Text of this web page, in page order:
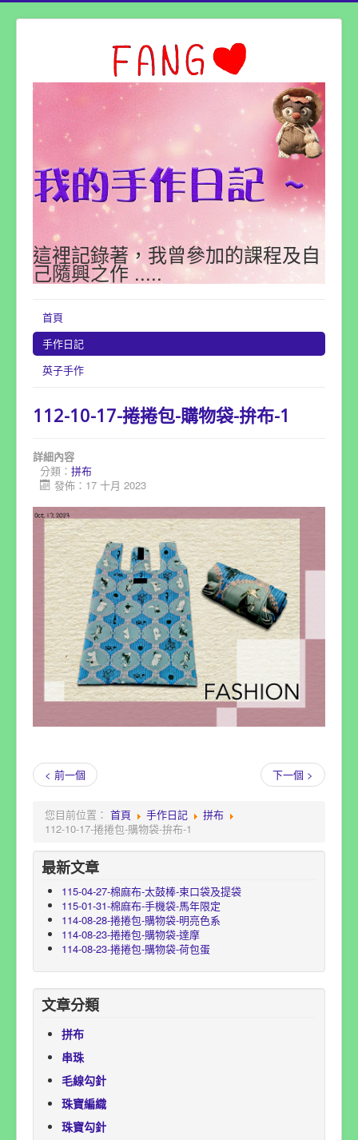
這裡記錄著，我曾參加的課程及自
己隨興之作 .....
首頁
手作日記
英子手作
112-10-17-捲捲包-購物袋-拚布-1
詳細內容
分類： 拼布
發佈：17 十月 2023
< 前一個 下一個 >
您目前位置： 首頁 手作日記
拼布
112-10-17-捲捲包-購物袋-拚布-1
最新文章
115-04-27-棉麻布-太鼓棒-束口袋及提袋
115-01-31-棉麻布-手機袋-馬年限定
114-08-28-捲捲包-購物袋-明亮色系
114-08-23-捲捲包-購物袋-達摩
114-08-23-捲捲包-購物袋-荷包蛋
文章分類
拼布
串珠
毛線勾針
珠寶編織
珠寶勾針